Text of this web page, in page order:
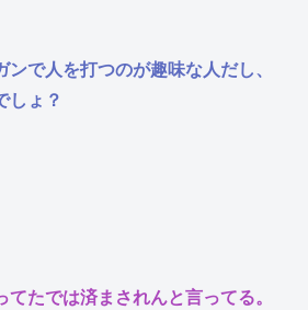
で人を打つのが趣味な人だし、
しょ？
たでは済まされんと言ってる。